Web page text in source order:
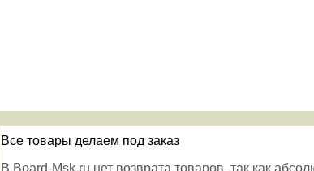
Все товары делаем под заказ
В Board-Msk.ru нет возврата товаров, так как